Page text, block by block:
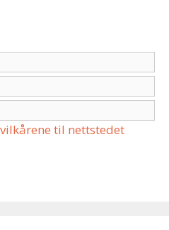
vilkårene til nettstedet